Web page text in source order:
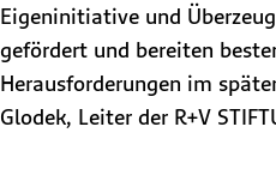
Eigeninitiative und
gefördert und bereiten
Herausforderungen im
Glodek, Leiter der R+V